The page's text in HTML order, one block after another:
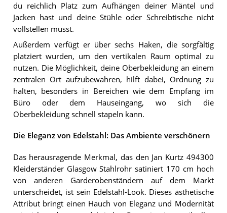
du reichlich Platz zum Aufhängen deiner Mäntel und
Jacken hast und deine Stühle oder Schreibtische nicht
vollstellen musst.
Außerdem verfügt er über sechs Haken, die sorgfältig
platziert wurden, um den vertikalen Raum optimal zu
nutzen. Die Möglichkeit, deine Oberbekleidung an einem
zentralen Ort aufzubewahren, hilft dabei, Ordnung zu
halten, besonders in Bereichen wie dem Empfang im
Büro oder dem Hauseingang, wo sich die
Oberbekleidung schnell stapeln kann.
Die Eleganz von Edelstahl: Das Ambiente verschönern
Das herausragende Merkmal, das den Jan Kurtz 494300
Kleiderständer Glasgow Stahlrohr satiniert 170 cm hoch
von anderen Garderobenständern auf dem Markt
unterscheidet, ist sein Edelstahl-Look. Dieses ästhetische
Attribut bringt einen Hauch von Eleganz und Modernität